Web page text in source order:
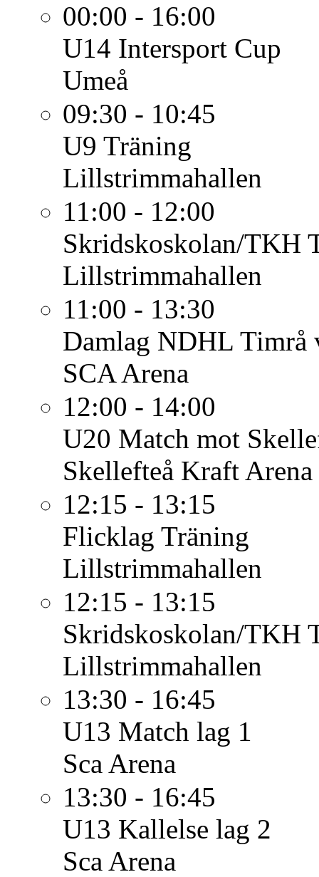
00:00 - 16:00
U14 Intersport Cup
Umeå
09:30 - 10:45
U9 Träning
Lillstrimmahallen
11:00 - 12:00
Skridskoskolan/TKH
Lillstrimmahallen
11:00 - 13:30
Damlag NDHL Timrå
SCA Arena
12:00 - 14:00
U20 Match mot
Skellefteå Kraft Arena
12:15 - 13:15
Flicklag Träning
Lillstrimmahallen
12:15 - 13:15
Skridskoskolan/TKH
Lillstrimmahallen
13:30 - 16:45
U13 Match lag 1
Sca Arena
13:30 - 16:45
U13 Kallelse lag 2
Sca Arena